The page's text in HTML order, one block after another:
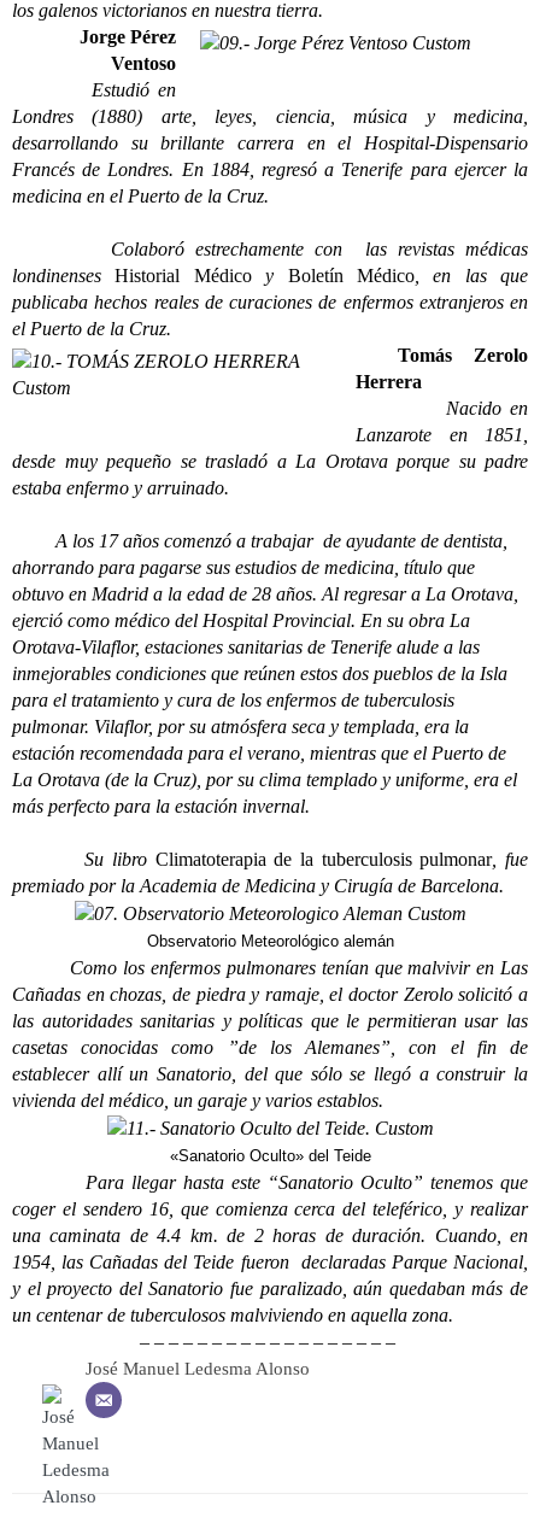
los galenos victorianos en nuestra tierra.
Jorge Pérez
Ventoso
Estudió en
Londres (1880) arte, leyes, ciencia, música y medicina,
desarrollando su brillante carrera en el Hospital-Dispensario
Francés de Londres. En 1884, regresó a Tenerife para ejercer la
medicina en el Puerto de la Cruz.
Colaboró estrechamente con las revistas médicas
londinensesHistorial Médicoy Boletín Médico, en las que
publicaba hechos reales de curaciones de enfermos extranjeros en
el Puerto de la Cruz.
Tomás Zerolo
Herrera
Nacido en
Lanzarote en 1851,
desde muy pequeño se trasladó a La Orotava porque su padre
estaba enfermo y arruinado.
A los 17 años comenzó a trabajar de ayudante de dentista,
ahorrando para pagarse sus estudios de medicina, título que
obtuvo en Madrid a la edad de 28 años. Al regresar a La Orotava,
ejerció como médico del Hospital Provincial. En su obra La
Orotava-Vilaflor, estaciones sanitarias de Tenerife alude a las
inmejorables condiciones que reúnen estos dos pueblos de la Isla
para el tratamiento y cura de los enfermos de tuberculosis
pulmonar. Vilaflor, por su atmósfera seca y templada, era la
estación recomendada para el verano, mientras que el Puerto de
La Orotava (de la Cruz), por su clima templado y uniforme, era el
más perfecto para la estación invernal.
Su libro Climatoterapia de la tuberculosis pulmonar, fue
premiado por la Academia de Medicina y Cirugía de Barcelona.
Observatorio Meteorológico alemán
Como los enfermos pulmonares tenían que malvivir en Las
Cañadas en chozas, de piedra y ramaje, el doctor Zerolo solicitó a
las autoridades sanitarias y políticas que le permitieran usar las
casetas conocidas como ”de los Alemanes”, con el fin de
establecer allí un Sanatorio, del que sólo se llegó a construir la
vivienda del médico, un garaje y varios establos.
«Sanatorio Oculto» del Teide
Para llegar hasta este “Sanatorio Oculto” tenemos que
coger el sendero 16, que comienza cerca del teleférico, y realizar
una caminata de 4.4 km. de 2 horas de duración. Cuando, en
1954, las Cañadas del Teide fueron declaradas Parque Nacional,
y el proyecto del Sanatorio fue paralizado, aún quedaban más de
un centenar de tuberculosos malviviendo en aquella zona.
– – – – – – – – – – – – – – – – – –
José Manuel Ledesma Alonso